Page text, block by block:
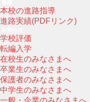
本校の進路指導
進路実績(PDFリンク)
学校評価
転編入学
在校生のみなさまへ
卒業生のみなさまへ
保護者のみなさまへ
中学生のみなさまへ
一般・企業のみなさまへ